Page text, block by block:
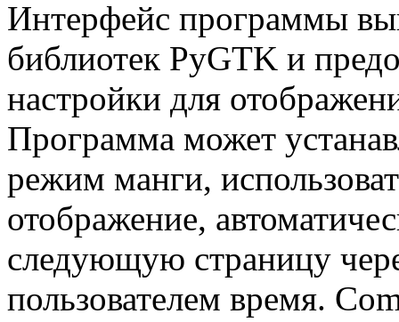
Интерфейс программы
библиотек PyGTK и
настройки для
Программа может
режим манги,
отображение,
следующую страницу
пользователем время.